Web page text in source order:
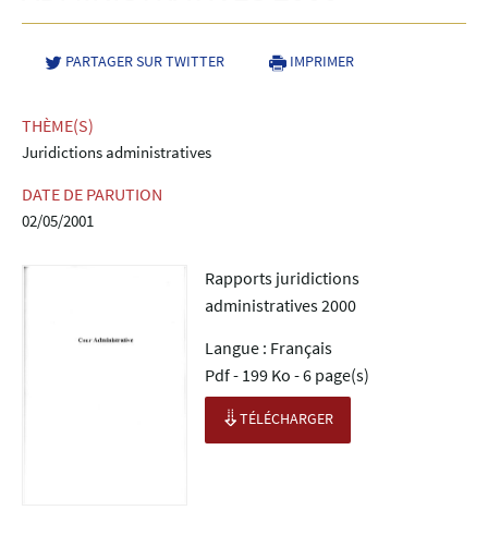
PARTAGER SUR TWITTER- NOUVELLE FENÊTRE
IMPRIMER
THÈME(S)
Juridictions administratives
DATE DE PARUTION
02/05/2001
Rapports juridictions
administratives 2000
Langue : Français
Pdf - 199 Ko - 6 page(s)
TÉLÉCHARGER